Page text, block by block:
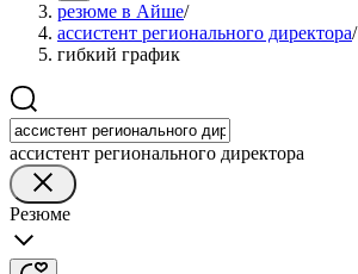
резюме в Айше/
ассистент регионального директора/
гибкий график
ассистент регионального директора
Резюме